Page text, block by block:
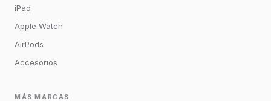
iPad
Apple Watch
AirPods
Accesorios
MÁS MARCAS